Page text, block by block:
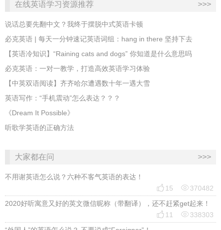
在线英语学习资源推荐 >>>
说话总要先翻中文？我终于摆脱中式英语卡顿
必克英语 | 每天一分钟速记英语词组：hang in there 坚持下去
​【英语冷知识】“Raining cats and dogs” 你知道是什么意思吗
必克英语：一对一教学，打造高效英语学习体验
【中英双语阅读】齐齐哈尔遭遇数十年一遇大雪
英语写作：“手机震动”怎么表达？？？
《Dream It Possible》
听歌学英语的正确方法
大家都在问 >>>
不用谢英语怎么说？六种不客气英语的表达！
 15 370482
2020好听寓意又好的英文微信昵称（带翻译），还不赶紧get起来！
 11 338303